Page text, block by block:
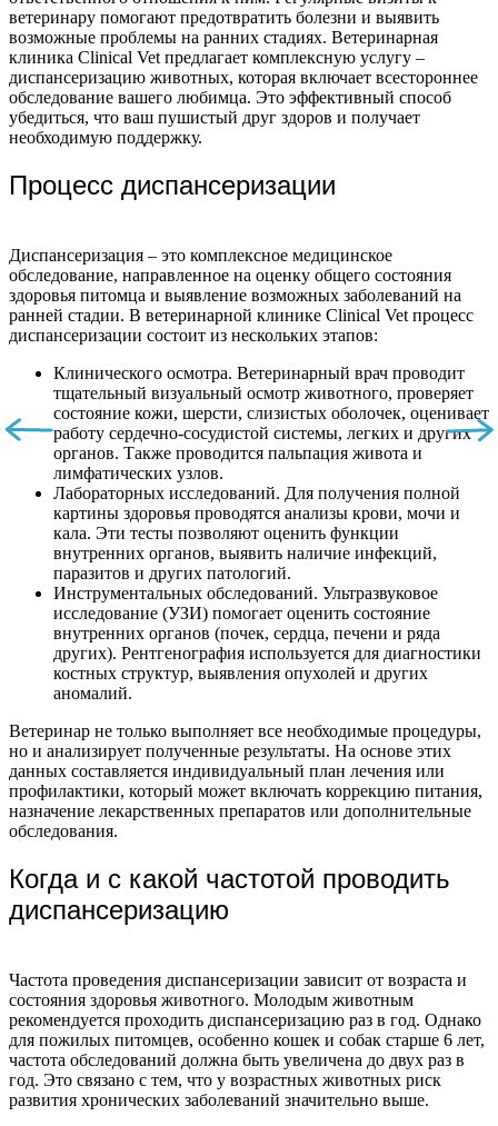
ветеринару помогают предотвратить болезни и выявить
возможные проблемы на ранних стадиях. Ветеринарная
клиника Clinical Vet предлагает комплексную услугу –
диспансеризацию животных, которая включает всестороннее
обследование вашего любимца. Это эффективный способ
убедиться, что ваш пушистый друг здоров и получает
необходимую поддержку.
Процесс диспансеризации
Диспансеризация – это комплексное медицинское
обследование, направленное на оценку общего состояния
здоровья питомца и выявление возможных заболеваний на
ранней стадии. В ветеринарной клинике Clinical Vet процесс
диспансеризации состоит из нескольких этапов:
Клинического осмотра. Ветеринарный врач проводит
тщательный визуальный осмотр животного, проверяет
состояние кожи, шерсти, слизистых оболочек, оценивает
работу сердечно-сосудистой системы, легких и других
органов. Также проводится пальпация живота и
лимфатических узлов.
Лабораторных исследований. Для получения полной
картины здоровья проводятся анализы крови, мочи и
кала. Эти тесты позволяют оценить функции
внутренних органов, выявить наличие инфекций,
паразитов и других патологий.
Инструментальных обследований. Ультразвуковое
исследование (УЗИ) помогает оценить состояние
внутренних органов (почек, сердца, печени и ряда
других). Рентгенография используется для диагностики
костных структур, выявления опухолей и других
аномалий.
Ветеринар не только выполняет все необходимые процедуры,
но и анализирует полученные результаты. На основе этих
данных составляется индивидуальный план лечения или
профилактики, который может включать коррекцию питания,
назначение лекарственных препаратов или дополнительные
обследования.
Когда и с какой частотой проводить
диспансеризацию
Частота проведения диспансеризации зависит от возраста и
состояния здоровья животного. Молодым животным
рекомендуется проходить диспансеризацию раз в год. Однако
для пожилых питомцев, особенно кошек и собак старше 6 лет,
частота обследований должна быть увеличена до двух раз в
год. Это связано с тем, что у возрастных животных риск
развития хронических заболеваний значительно выше.